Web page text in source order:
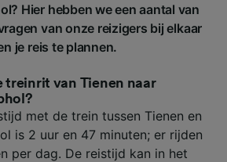
Hier hebben we een aantal van
van onze reizigers bij elkaar
je reis te plannen.
treinrit van Tienen naar
met de trein tussen Tienen en
is 2 uur en 47 minuten; er rijden
per dag. De reistijd kan in het